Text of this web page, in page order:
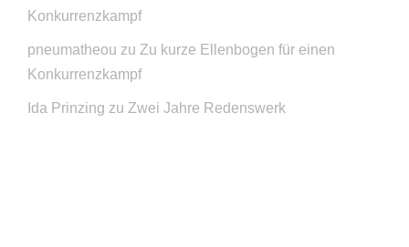
Konkurrenzkampf
pneumatheou zu Zu kurze Ellenbogen für einen
Konkurrenzkampf
Ida Prinzing zu Zwei Jahre Redenswerk